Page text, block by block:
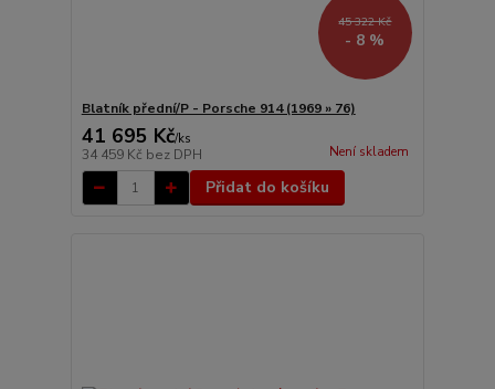
45 322 Kč
- 8 %
Blatník přední/P - Porsche 914 (1969 » 76)
41 695 Kč/ks
34 459 Kč bez DPH Není skladem
Přidat do košíku